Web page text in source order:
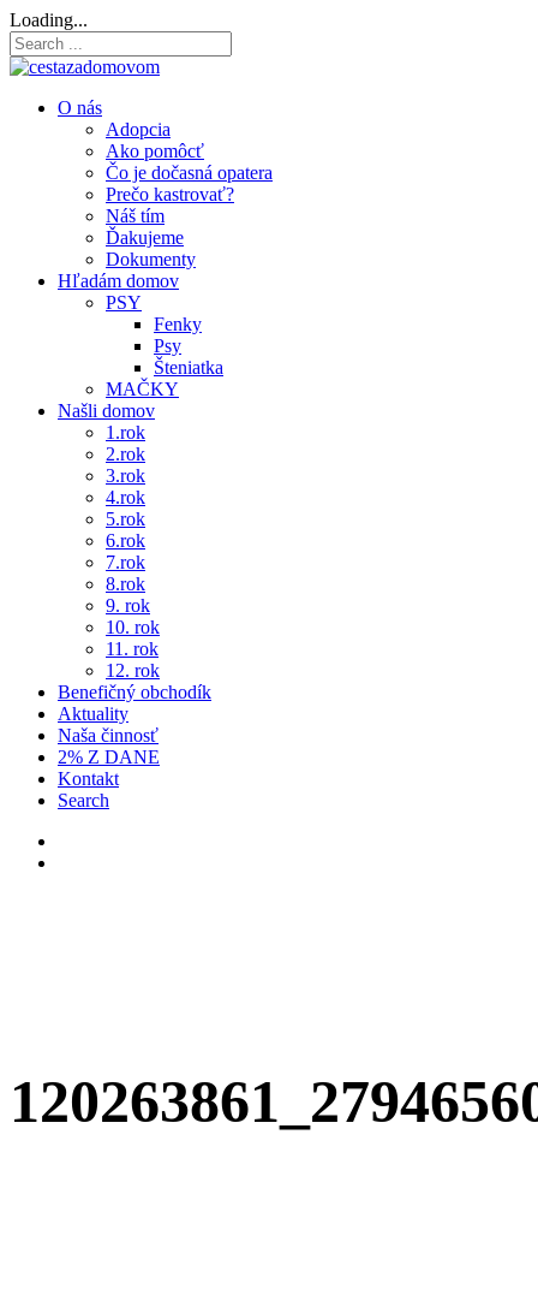
Loading...
O nás
Adopcia
Ako pomôcť
Čo je dočasná opatera
Prečo kastrovať?
Náš tím
Ďakujeme
Dokumenty
Hľadám domov
PSY
Fenky
Psy
Šteniatka
MAČKY
Našli domov
1.rok
2.rok
3.rok
4.rok
5.rok
6.rok
7.rok
8.rok
9. rok
10. rok
11. rok
12. rok
Benefičný obchodík
Aktuality
Naša činnosť
2% Z DANE
Kontakt
Search